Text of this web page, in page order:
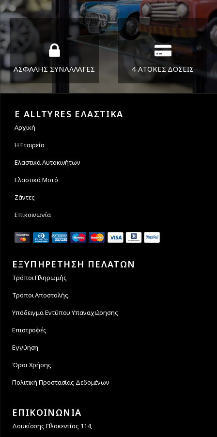
Όπου και αν είστε θα σας
στείλουμε τα ελαστικά σας
ΔΕΥ-ΠΑΡ 8:30-17:30
ΣΑΒ 8:30-13:30
ΑΣΦΑΛΗΣ ΣΥΝΑΛΛΑΓΕΣ 4 ΑΤΟΚΕΣ ΔΟΣΕΙΣ
E ALLTYRES ΕΛΑΣΤΙΚΑ
Αρχική
Η Εταιρεία
Ελαστικά Αυτοκινήτων
Ελαστικά Μοτό
Ζάντες
Επικοινωνία
ΕΞΥΠΗΡΕΤΗΣΗ ΠΕΛΑΤΩΝ
Τρόποι Πληρωμής
Τρόποι Αποστολής
Υπόδειγμα Εντύπου Υπαναχώρησης
Επιστροφές
Εγγύηση
Όροι Χρήσης
Πολιτική Προστασίας Δεδομένων
ΕΠΙΚΟΙΝΩΝΙΑ
Δουκίσσης Πλακεντίας 114,